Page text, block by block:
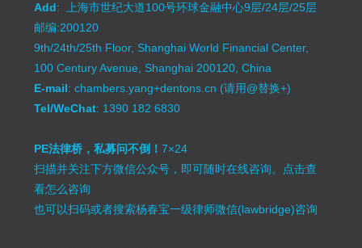
Add: 上海市世纪大道100号环球金融中心9层/24层/25层
邮编:200120
9th/24th/25th Floor, Shanghai World Financial Center,
100 Century Avenue, Shanghai 200120, China
E-mail: chambers.yang+dentons.cn (请用@替换+)
Tel/WeChat: 1390 182 6830
PE法律桥，私募问不倒！7×24
扫描并关注下方微信公众号，即可随时在线咨询。 点击查
看怎么咨询
也可以扫码或者搜索杨春宝一级律师微信(lawbridge)咨询